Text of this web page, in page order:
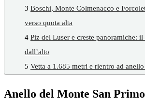
3 Boschi, Monte Colmenacco e
verso quota alta
4 Piz del Luser e creste panoramiche:
dall’alto
5 Vetta a 1.685 metri e rientro ad
Anello del Monte San Primo